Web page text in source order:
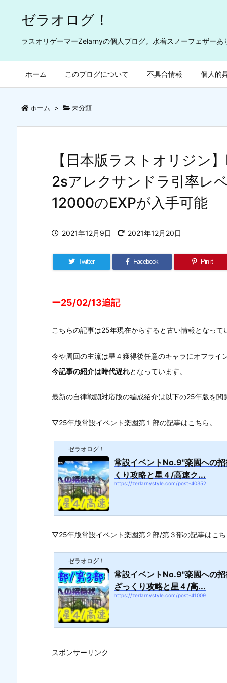
ゼラオログ！
ラスオリゲーマーZelarnyの個人ブログ。水着スノーフェザー
ホーム このブログについて 不具合情報 個人的
ホーム > 未分類
【日本版ラストオリジン
2sアレクサンドラ引率レ
12000のEXPが入手可能
2021年12月9日 2021年12月20日
Twitter Facebook Pin it
ー25/02/13追記
こちらの記事は25年現在からすると古い情報となって
今や周回の主流は星４獲得後任意のキャラにオフライ
今記事の紹介は時代遅れとなっています。
最新の自律戦闘対応版の編成紹介は以下の25年版を閲
▽25年版常設イベント楽園第１部の記事はこちら。
ゼラオログ！
常設イベントNo.9"楽園への
くり攻略と星４/高速ク...
https://zerlarnystyle.com/post-40352
▽25年版常設イベント楽園第２部/第３部の記事はこち
ゼラオログ！
常設イベントNo.9"楽園への
ざっくり攻略と星４/高...
https://zerlarnystyle.com/post-41009
スポンサーリンク